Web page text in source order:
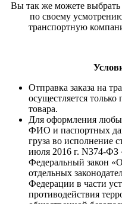
Вы так же можете
по своему
транспортную
Отправка заказа на
осущестляется
товара.
Для оформления
ФИО и паспортных
груза во исполнение
июля 2016 г. N374-ФЗ
Федеральный закон
отдельных
Федерации в части
противодействия